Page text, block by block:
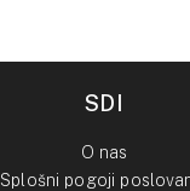
SDI
O nas
Splošni pogoji